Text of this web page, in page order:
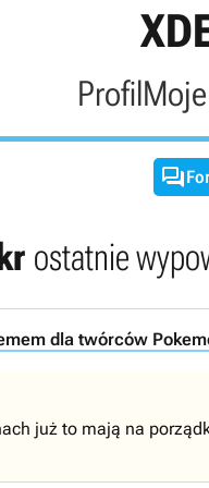
Profil

ostatnie
dla twórców
już to mają na